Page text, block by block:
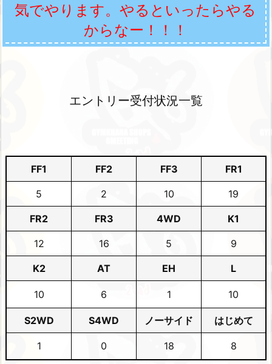
気でやります。やるといったらやる
からなー！！！
エントリー受付状況一覧
FF1 FF2 FF3 FR1
5 2 10 19
FR2 FR3 4WD K1
12 16 5 9
K2 AT EH L
10 6 1 10
S2WD S4WD ノーサイド はじめて
1 0 18 8